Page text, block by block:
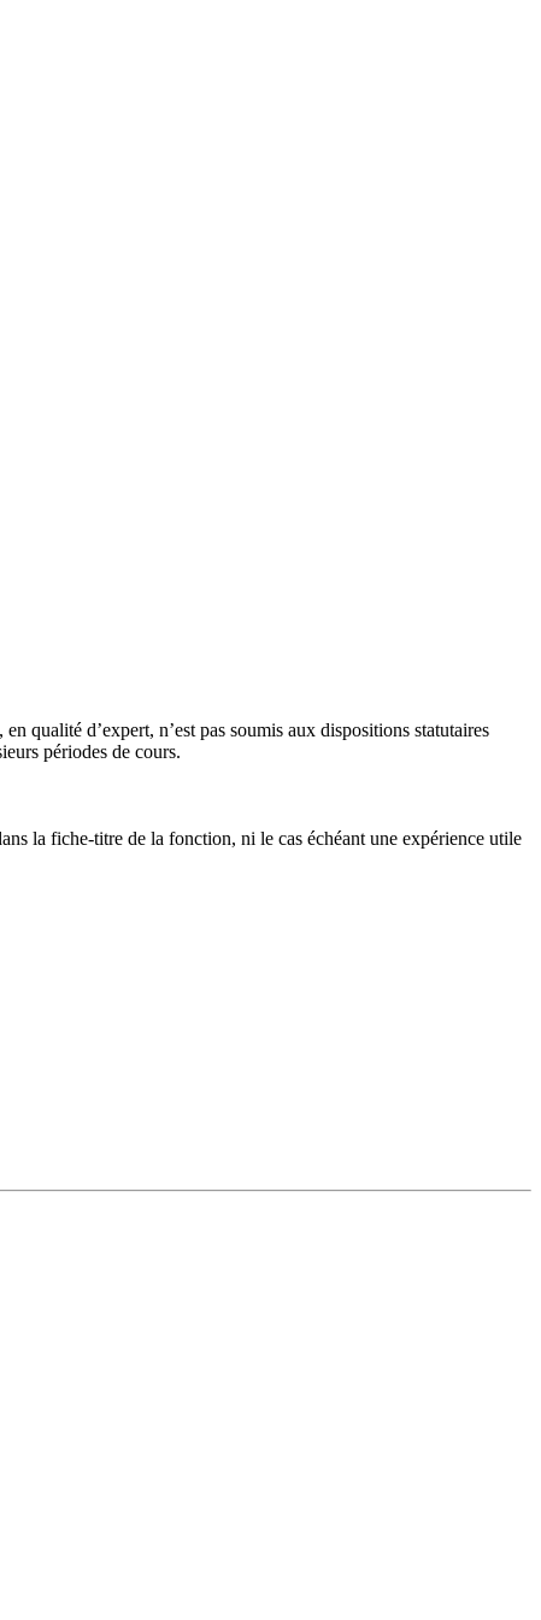
qualité d’expert, n’est pas soumis aux dispositions statutaires
périodes de cours.
la fiche-titre de la fonction, ni le cas échéant une expérience utile